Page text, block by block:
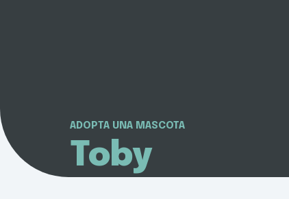
ADOPTA UNA MASCOTA
Toby